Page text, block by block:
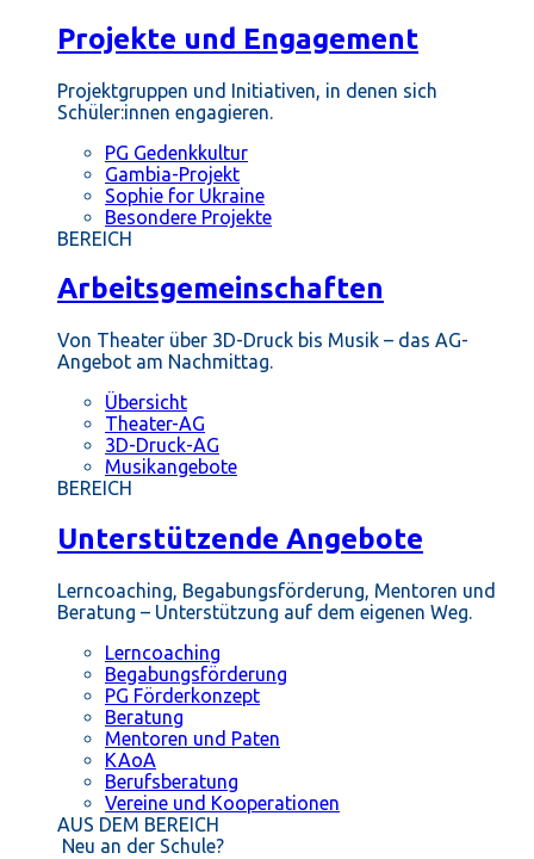
Projekte und Engagement
Projektgruppen und Initiativen, in denen sich
Schüler:innen engagieren.
PG Gedenkkultur
Gambia-Projekt
Sophie for Ukraine
Besondere Projekte
BEREICH
Arbeitsgemeinschaften
Von Theater über 3D-Druck bis Musik – das AG-
Angebot am Nachmittag.
Übersicht
Theater-AG
3D-Druck-AG
Musikangebote
BEREICH
Unterstützende Angebote
Lerncoaching, Begabungsförderung, Mentoren und
Beratung – Unterstützung auf dem eigenen Weg.
Lerncoaching
Begabungsförderung
PG Förderkonzept
Beratung
Mentoren und Paten
KAoA
Berufsberatung
Vereine und Kooperationen
AUS DEM BEREICH
Neu an der Schule?